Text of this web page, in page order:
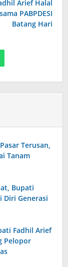
Arief Halal
PABPDESI
Batang Hari
Terusan,
Tanam
Bupati
Diri Generasi
Fadhil Arief
Pelopor